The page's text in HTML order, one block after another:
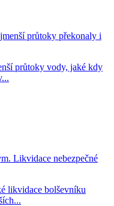
průtoky překonaly i
průtoky vody, jaké kdy
Likvidace nebezpečné
likvidace bolševníku